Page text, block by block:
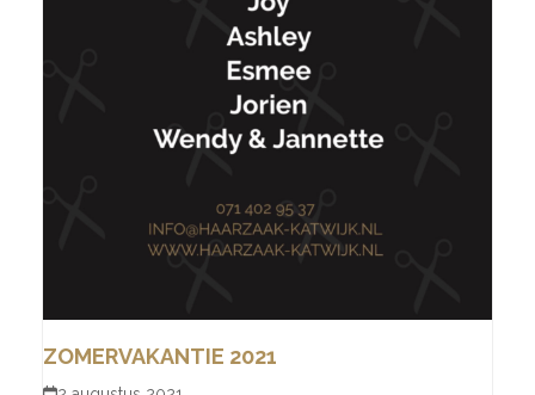
ZOMERVAKANTIE 2021